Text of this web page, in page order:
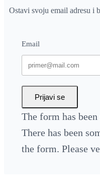
Ostavi svoju email adresu i
Email
Prijavi se
The form has
There has been
the form. Please